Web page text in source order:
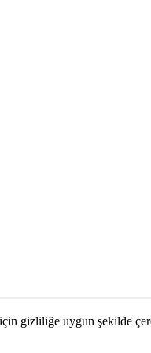
gizliliğe uygun şekilde